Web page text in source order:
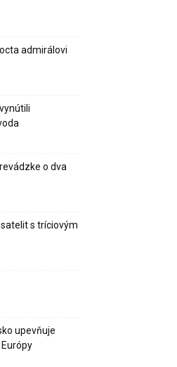
admirálovi
o dva
s tríciovým
upevňuje